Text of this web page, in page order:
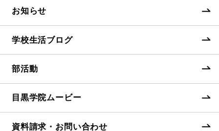
お知らせ
学校生活ブログ
部活動
目黒学院ムービー
資料請求・お問い合わせ